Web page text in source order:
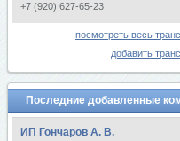
+7 (920) 627-65-23
посмотреть весь
добавить
Последние добавленные
ИП Гончаров А. В.